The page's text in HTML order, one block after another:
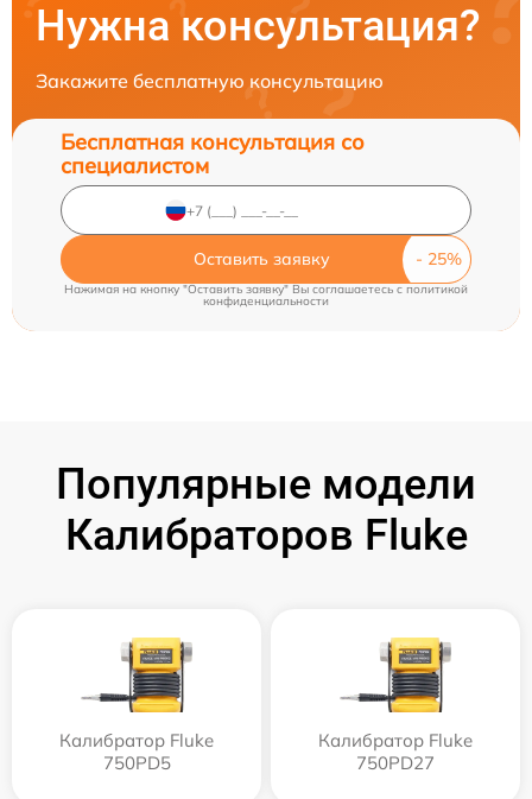
Нужна консультация?
Закажите бесплатную консультацию
Бесплатная консультация со
специалистом
Оставить заявку
Нажимая на кнопку "Оставить заявку" Вы соглашаетесь cполитикой
конфиденциальности
Популярные модели
Калибраторов Fluke
Калибратор Fluke
750PD5
Калибратор Fluke
750PD27